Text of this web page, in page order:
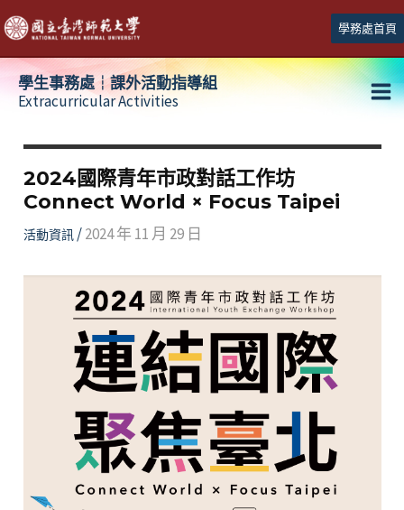
跳
至
主
學務處首頁
學生事務處┆課外活動指導組
Extracurricular Activities
2024國際青年市政對話工作坊
Connect World × Focus Taipei
活動資訊/2024 年 11 月 29 日